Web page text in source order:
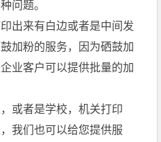
问题。
出来有白边或者是中间发
加粉的服务，因为硒鼓加
业客户可以提供批量的加
或者是学校，机关打印
我们也可以给您提供服